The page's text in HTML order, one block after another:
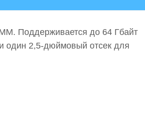
Поддерживается до 64 Гбайт
один 2,5-дюймовый отсек для